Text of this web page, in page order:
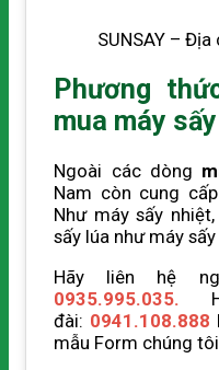
SUNSAY –
Phương
mua máy sấy
Ngoài các dòng
Nam còn cung
Như máy sấy
sấy lúa như máy
Hãy liên hệ
0935.995.035.
đài: 0941.108.888
mẫu Form chúng